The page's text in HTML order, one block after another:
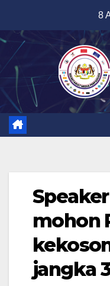
content
8
mohon
jangka